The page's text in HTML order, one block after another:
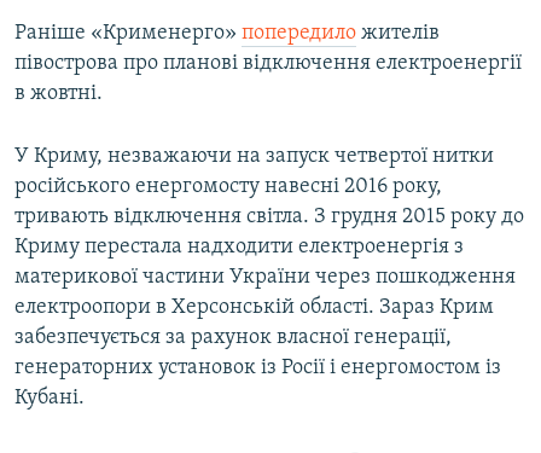
Раніше «Крименерго» попередило жителів
півострова про планові відключення електроенергії
в жовтні.
У Криму, незважаючи на запуск четвертої нитки
російського енергомосту навесні 2016 року,
тривають відключення світла. З грудня 2015 року до
Криму перестала надходити електроенергія з
материкової частини України через пошкодження
електроопори в Херсонській області. Зараз Крим
забезпечується за рахунок власної генерації,
генераторних установок із Росії і енергомостом із
Кубані.